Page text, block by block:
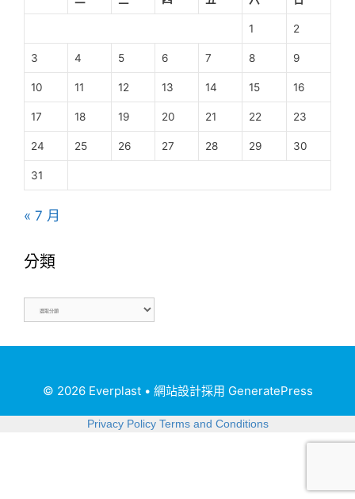
1 2
3 4 5 6 7 8 9
10 11 12 13 14 15 16
17 18 19 20 21 22 23
24 25 26 27 28 29 30
31
« 7 月
分類
© 2026 Everplast• 網站設計採用 GeneratePress
Privacy Policy Terms and Conditions